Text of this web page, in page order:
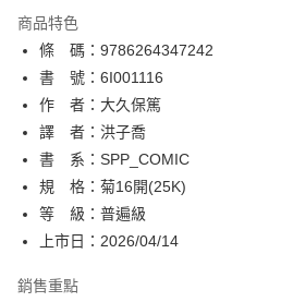
相關說明
【關於「AFTEE先享後付」】
AFTEE先享後付是「在收到商品之後才付款」
便利好安心！
１．簡單：不需註冊會員、不需綁卡、不需儲
２．便利：只要手機號碼，簡訊認證，即可結
３．安心：先確認商品／服務後，再付款。
【「AFTEE先享後付」結帳流程】
１．於結帳方式選擇「AFTEE先享後付」後，
結帳頁面，進行簡訊認證並確認金額後，即可
２．訂單成立數日內，您將收到繳費通知簡訊。
ATM／網路銀行／等多元方式進行付款，方視
ATM付款
運送方式
全家取貨付款
每筆NT$80，滿NT$500(含以上)免運費
付款後全家取貨
商品特色
條 碼：9786264347242
書 號：6I001116
作 者：大久保篤
譯 者：洪子喬
書 系：SPP_COMIC
規 格：菊16開(25K)
等 級：普遍級
上市日：2026/04/14
銷售重點